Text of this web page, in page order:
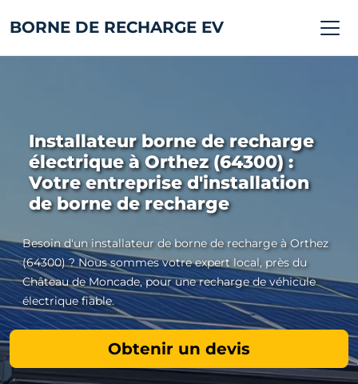
BORNE DE RECHARGE EV
Installateur borne de recharge
électrique à Orthez (64300) :
Votre entreprise d'installation
de borne de recharge
Besoin d'un installateur de borne de recharge à Orthez
(64300) ? Nous sommes votre expert local, près du
Château de Moncade, pour une recharge de véhicule
électrique fiable.
Obtenir un devis